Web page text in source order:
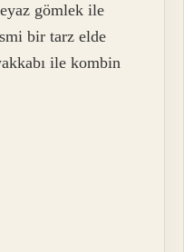
gömlek ile
bir tarz elde
ile kombin